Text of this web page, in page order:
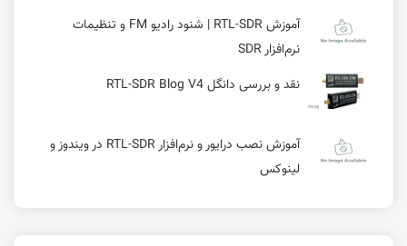
آموزش RTL‑SDR | شنود رادیو FM و تنظیمات
نرم‌افزار SDR
نقد و بررسی دانگل RTL-SDR Blog V4
آموزش نصب درایور و نرم‌افزار RTL‑SDR در ویندوز و
لینوکس